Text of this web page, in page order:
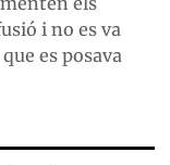
i no es va
es posava